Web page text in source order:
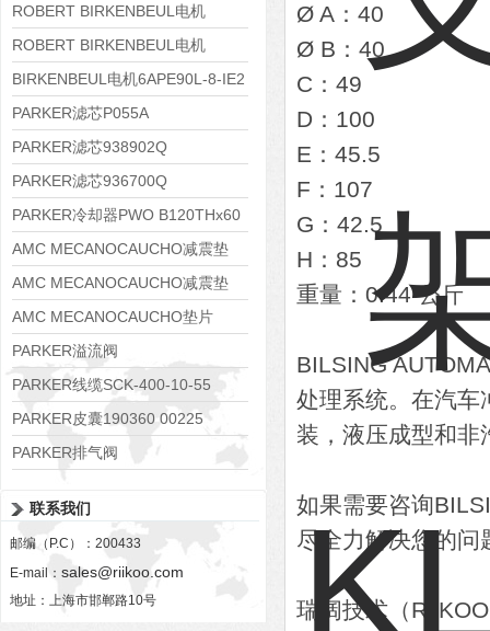
8APE100L-2 IE3
ROBERT BIRKENBEUL电机
8APE90S-4 IE3
ROBERT BIRKENBEUL电机
8APE80M-2K-IE3
BIRKENBEUL电机6APE90L-8-IE2
PARKER滤芯P055A
PARKER滤芯938902Q
PARKER滤芯936700Q
PARKER冷却器PWO B120THx60
AMC MECANOCAUCHO减震垫
138552
AMC MECANOCAUCHO减震垫
138551
AMC MECANOCAUCHO垫片
608074
PARKER溢流阀
RE06M35W2N1KWXG087
PARKER线缆SCK-400-10-55
PARKER皮囊190360 00225
PARKER排气阀
联系我们
邮编（P.C）：200433
E-mail： sales@riikoo.com
地址：上海市邯郸路10号
Ø A：40
Ø B：40
C：49
D：100
E：45.5
F：107
G：42.5
H：85
重量：0.44 公斤
BILSING
处理系统。在汽车
装，液压成型和非
如果需要咨询
尽全力解决您的问
瑞阔技术（